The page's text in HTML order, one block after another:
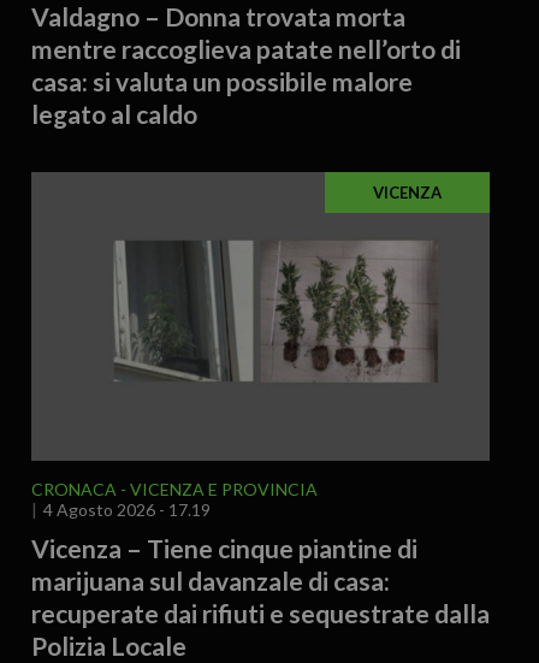
Valdagno – Donna trovata morta
mentre raccoglieva patate nell’orto di
casa: si valuta un possibile malore
legato al caldo
VICENZA
CRONACA
VICENZA E PROVINCIA
4 Agosto 2026 - 17.19
Vicenza – Tiene cinque piantine di
marijuana sul davanzale di casa:
recuperate dai rifiuti e sequestrate dalla
Polizia Locale